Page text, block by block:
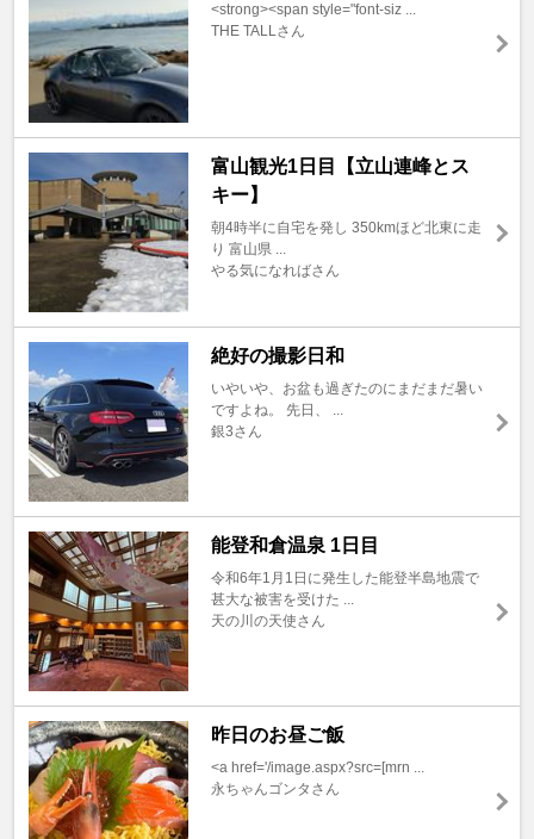
<strong><span style="font-siz ...
THE TALLさん
富山観光1日目【立山連峰とス
キー】
朝4時半に自宅を発し 350kmほど北東に走
り 富山県 ...
やる気になればさん
絶好の撮影日和
いやいや、お盆も過ぎたのにまだまだ暑い
ですよね。 先日、 ...
銀3さん
能登和倉温泉 1日目
令和6年1月1日に発生した能登半島地震で
甚大な被害を受けた ...
天の川の天使さん
昨日のお昼ご飯
<a href='/image.aspx?src=[mrn ...
永ちゃんゴンタさん